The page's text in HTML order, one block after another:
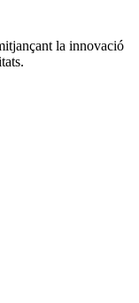
la innovació